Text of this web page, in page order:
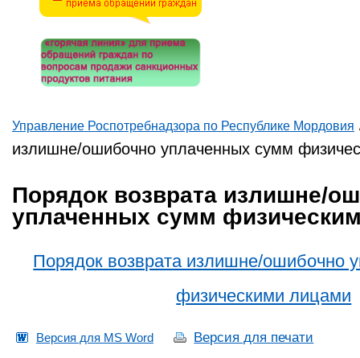
Вы здесь
Управление Роспотребнадзора по Республике Мордовия
излишне/ошибочно уплаченных сумм
Порядок возврата излишне/
уплаченных сумм
Порядок возврата излишне/ошибочно
физическими лицами
Версия для MS Word Версия для печати